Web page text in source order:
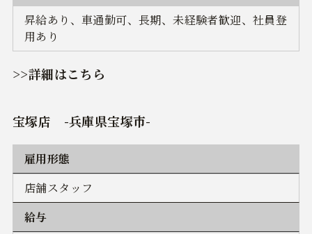
昇給あり、車通勤可、長期、未経験者歓迎、社員登
用あり
>>詳細はこちら
宝塚店 -兵庫県宝塚市-
雇用形態
店舗スタッフ
給与